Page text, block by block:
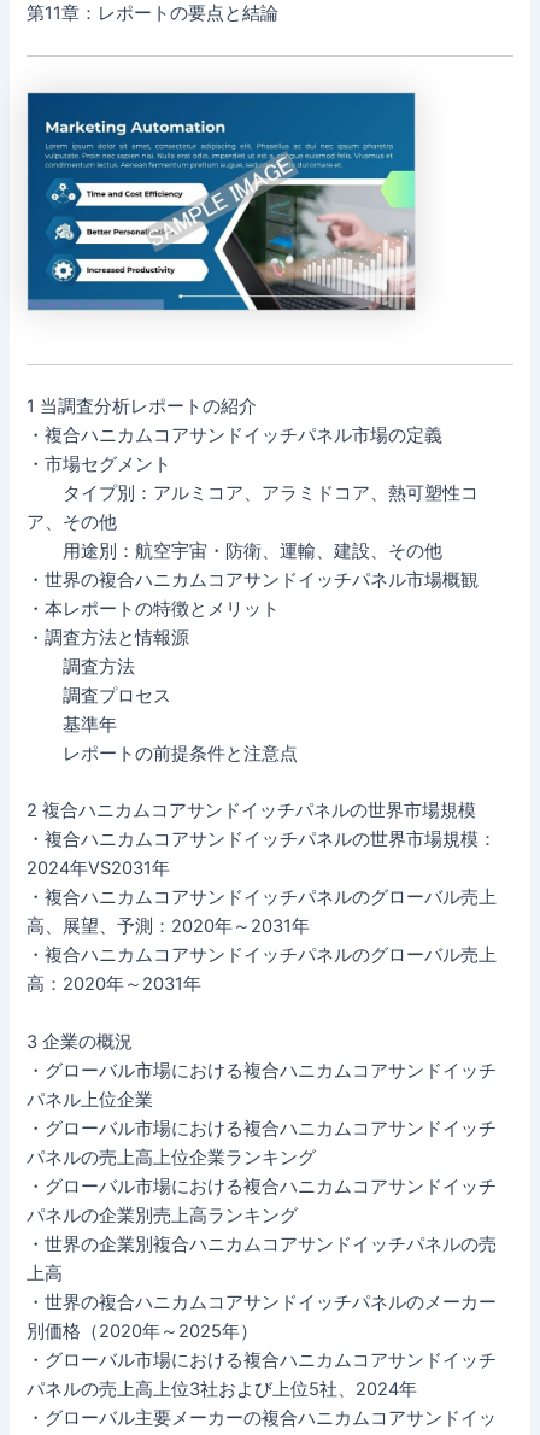
第11章：レポートの要点と結論
1 当調査分析レポートの紹介
・複合ハニカムコアサンドイッチパネル市場の定義
・市場セグメント
タイプ別：アルミコア、アラミドコア、熱可塑性コ
ア、その他
用途別：航空宇宙・防衛、運輸、建設、その他
・世界の複合ハニカムコアサンドイッチパネル市場概観
・本レポートの特徴とメリット
・調査方法と情報源
調査方法
調査プロセス
基準年
レポートの前提条件と注意点
2 複合ハニカムコアサンドイッチパネルの世界市場規模
・複合ハニカムコアサンドイッチパネルの世界市場規模：
2024年VS2031年
・複合ハニカムコアサンドイッチパネルのグローバル売上
高、展望、予測：2020年～2031年
・複合ハニカムコアサンドイッチパネルのグローバル売上
高：2020年～2031年
3 企業の概況
・グローバル市場における複合ハニカムコアサンドイッチ
パネル上位企業
・グローバル市場における複合ハニカムコアサンドイッチ
パネルの売上高上位企業ランキング
・グローバル市場における複合ハニカムコアサンドイッチ
パネルの企業別売上高ランキング
・世界の企業別複合ハニカムコアサンドイッチパネルの売
上高
・世界の複合ハニカムコアサンドイッチパネルのメーカー
別価格（2020年～2025年）
・グローバル市場における複合ハニカムコアサンドイッチ
パネルの売上高上位3社および上位5社、2024年
・グローバル主要メーカーの複合ハニカムコアサンドイッ